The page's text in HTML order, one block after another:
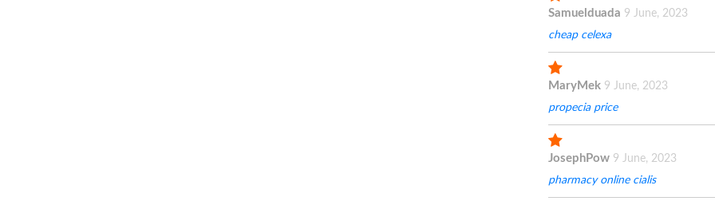
Samuelduada 9 June, 2023
cheap celexa
MaryMek 9 June, 2023
propecia price
JosephPow 9 June, 2023
pharmacy online cialis